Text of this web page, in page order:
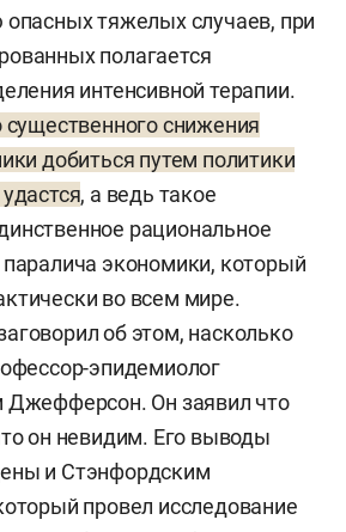
опасных тяжелых случаев, при
полагается
интенсивной терапии.
существенного снижения
добиться путем политики
, а ведь такое
рациональное
паралича экономики, который
во всем мире.
об этом, насколько
эпидемиолог
Джефферсон. Он заявил что
он невидим. Его выводы
и Стэнфордским
провел исследование